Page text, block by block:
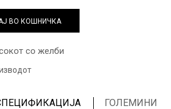
ВО КОШНИЧКА
со желби
ГОЛЕМИНИ